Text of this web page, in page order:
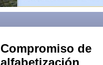
Compromiso de
alfabetización